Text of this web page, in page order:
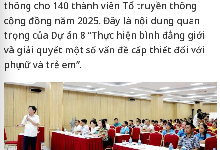
thông cho 140 thành viên Tổ truyền thông
cộng đồng năm 2025. Đây là nội dung quan
trọng của Dự án 8 “Thực hiện bình đẳng giới
và giải quyết một số vấn đề cấp thiết đối với
phụ nữ và trẻ em”.